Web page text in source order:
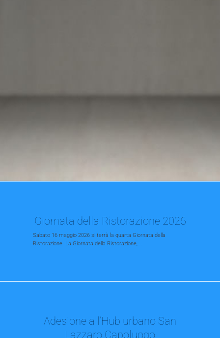
Giornata della Ristorazione 2026
Sabato 16 maggio 2026 si terrà la quarta Giornata della
Ristorazione. La Giornata della Ristorazione,...
Adesione all’Hub urbano San
Lazzaro Capoluogo